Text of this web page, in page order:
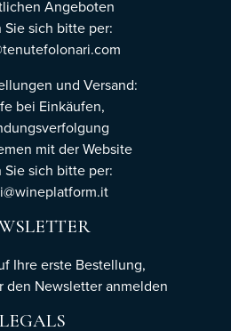
Angeboten
sich bitte per:
und Versand:
bei Einkäufen,
mit der Website
sich bitte per:
Ihre erste Bestellung,
den Newsletteranmelden
LEGALS